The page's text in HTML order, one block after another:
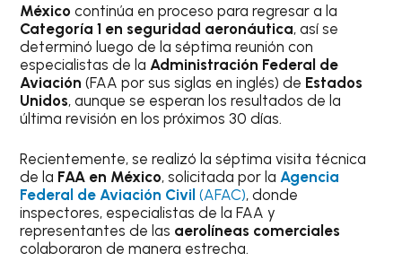
México continúa en proceso para regresar a la
Categoría 1 en seguridad aeronáutica, así se
determinó luego de la séptima reunión con
especialistas de la Administración Federal de
Aviación (FAA por sus siglas en inglés) de Estados
Unidos, aunque se esperan los resultados de la
última revisión en los próximos 30 días.
Recientemente, se realizó la séptima visita técnica
de la FAA en México, solicitada por laAgencia
Federal de Aviación Civil (AFAC), donde
inspectores, especialistas de la FAA y
representantes de las aerolíneas comerciales
colaboraron de manera estrecha.